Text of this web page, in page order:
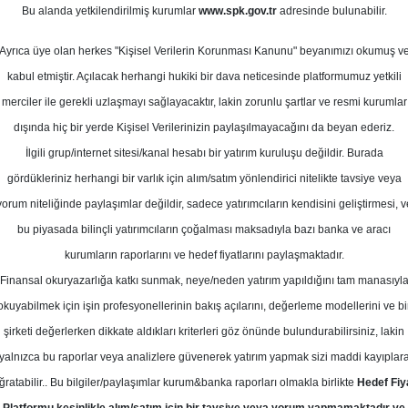
2024
Potansiyeli
Kurum Sayısı
11 6
Paralel
Get.
1
Cuma, 10 Mayıs 2024
Yatırım VAKBN Hedef Fiyat
Vakıfbank için hedef fiyatını
'AL' olarak belirledi.
Bu alanda yetkilendirilmiş kurumlar www.spk.gov.tradresinde bulunabilir.
Ayrıca üye olan herkes "Kişisel Verilerin Korunması Kanunu" beyanımızı okumuş ve
kabul etmiştir. Açılacak herhangi hukiki bir dava neticesinde platformumuz yetkili
merciler ile gerekli uzlaşmayı sağlayacaktır, lakin zorunlu şartlar ve resmi kurumlar
dışında hiç bir yerde Kişisel Verilerinizin paylaşılmayacağını da beyan ederiz.
İlgili grup/internet sitesi/kanal hesabı bir yatırım kuruluşu değildir. Burada
gördükleriniz herhangi bir varlık için alım/satım yönlendirici nitelikte tavsiye veya
niteliğinde paylaşımlar değildir, sadece yatırımcıların kendisini geliştirmesi,
bu piyasada bilinçli yatırımcıların çoğalması maksadıyla bazı banka ve aracı
kurumların raporlarını ve hedef fiyatlarını paylaşmaktadır.
Finansal okuryazarlığa katkı sunmak, neye/neden yatırım yapıldığını tam manasıyla
için işin profesyonellerinin bakış açılarını, değerleme modellerini ve
şirketi değerlerken dikkate aldıkları kriterleri göz önünde bulundurabilirsiniz, lakin
yalnızca bu raporlar veya analizlere güvenerek yatırım yapmak sizi maddi
Bu bilgiler/paylaşımlar kurum&banka raporları olmakla birlikte Hedef